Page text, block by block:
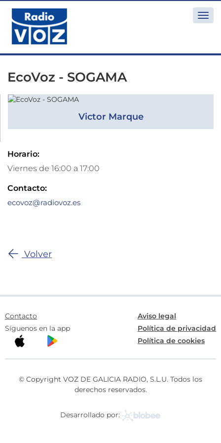
EcoVoz - SOGAMA
Victor Marque
Horario:
Viernes de 16:00 a 17:00
Contacto:
ecovoz@radiovoz.es
Volver
Contacto
Síguenos en la app
Aviso legal
Política de privacidad
Política de cookies
© Copyright VOZ DE GALICIA RADIO, S.L.U. Todos los
derechos reservados.
Desarrollado por: